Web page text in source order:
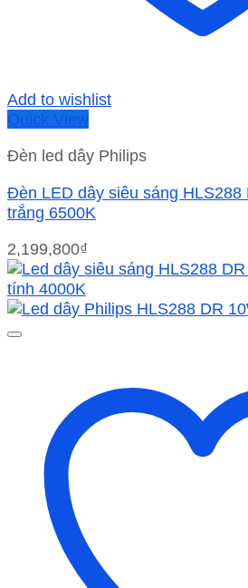
Add to wishlist
Quick View
Đèn led dây Philips
Đèn LED dây siêu sáng HLS288
trắng 6500K
2,199,800₫